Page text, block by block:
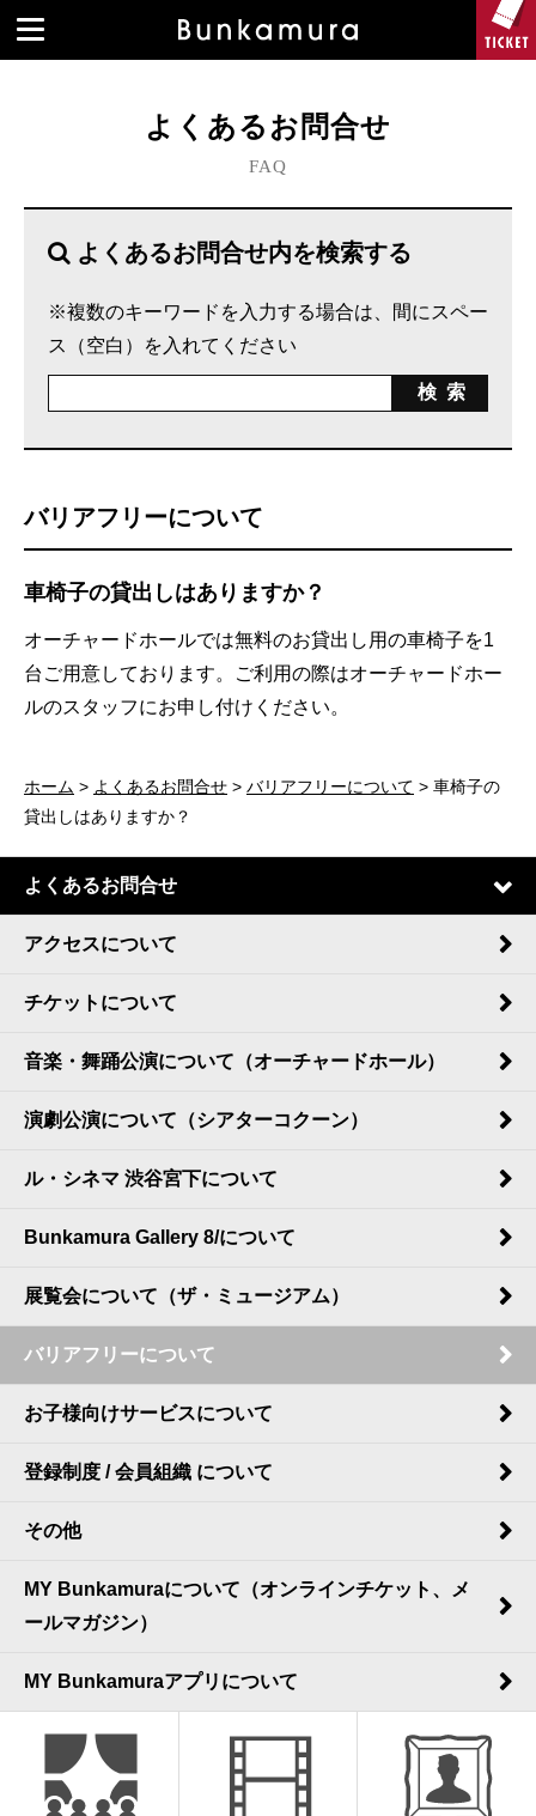
よくあるお問合せ
FAQ
よくあるお問合せ内を検索する
※複数のキーワードを入力する場合は、間にスペー
ス（空白）を入れてください
バリアフリーについて
車椅子の貸出しはありますか？
オーチャードホールでは無料のお貸出し用の車椅子を1
台ご用意しております。ご利用の際はオーチャードホー
ルのスタッフにお申し付けください。
ホーム > よくあるお問合せ > バリアフリーについて > 車椅子の
貸出しはありますか？
よくあるお問合せ
アクセスについて
チケットについて
音楽・舞踊公演について（オーチャードホール）
演劇公演について（シアターコクーン）
ル・シネマ 渋谷宮下について
Bunkamura Gallery 8/について
展覧会について（ザ・ミュージアム）
バリアフリーについて
お子様向けサービスについて
登録制度 / 会員組織 について
その他
MY Bunkamuraについて（オンラインチケット、メ
ールマガジン）
MY Bunkamuraアプリについて